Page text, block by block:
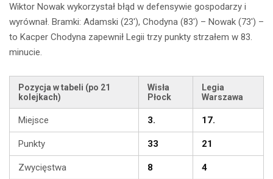
Wiktor Nowak wykorzystał błąd w defensywie gospodarzy i
wyrównał. Bramki: Adamski (23′), Chodyna (83′) – Nowak (73′) –
to Kacper Chodyna zapewnił Legii trzy punkty strzałem w 83.
minucie.
Pozycja w tabeli (po 21
kolejkach)
Wisła
Płock
Legia
Warszawa
Miejsce 3. 17.
Punkty 33 21
Zwycięstwa 8 4